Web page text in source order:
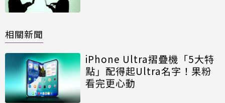
相關新聞
iPhone Ultra摺疊機「5大特
點」配得起Ultra名字！果粉
看完更心動